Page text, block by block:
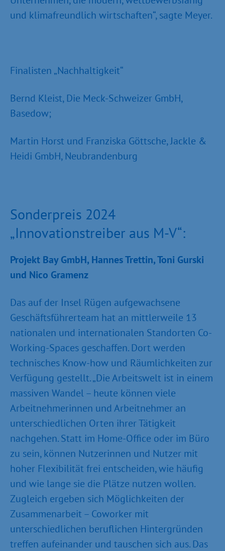
und klimafreundlich wirtschaften“, sagte Meyer.
Finalisten „Nachhaltigkeit“
Bernd Kleist, Die Meck-Schweizer GmbH,
Basedow;
Martin Horst und Franziska Göttsche, Jackle &
Heidi GmbH, Neubrandenburg
Sonderpreis 2024
„Innovationstreiber aus M-V“:
Projekt Bay GmbH, Hannes Trettin, Toni Gurski
und Nico Gramenz
Das auf der Insel Rügen aufgewachsene
Geschäftsführerteam hat an mittlerweile 13
nationalen und internationalen Standorten Co-
Working-Spaces geschaffen. Dort werden
technisches Know-how und Räumlichkeiten zur
Verfügung gestellt. „Die Arbeitswelt ist in einem
massiven Wandel – heute können viele
Arbeitnehmerinnen und Arbeitnehmer an
unterschiedlichen Orten ihrer Tätigkeit
nachgehen. Statt im Home-Office oder im Büro
zu sein, können Nutzerinnen und Nutzer mit
hoher Flexibilität frei entscheiden, wie häufig
und wie lange sie die Plätze nutzen wollen.
Zugleich ergeben sich Möglichkeiten der
Zusammenarbeit – Coworker mit
unterschiedlichen beruflichen Hintergründen
treffen aufeinander und tauschen sich aus. Das